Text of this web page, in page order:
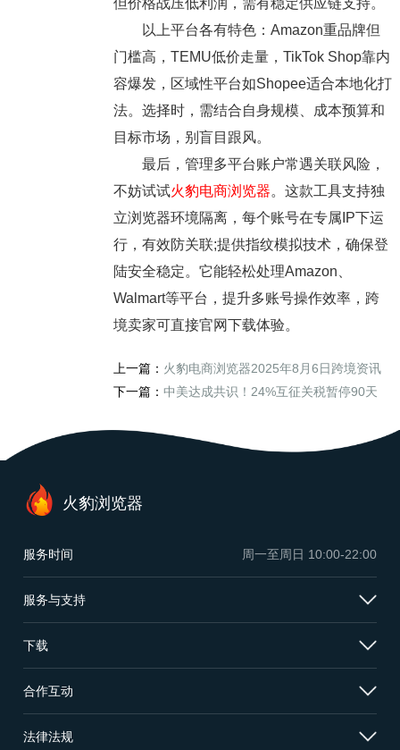
但价格战压低利润，需有稳定供应链支持。
以上平台各有特色：Amazon重品牌但
门槛高，TEMU低价走量，TikTok Shop靠内
容爆发，区域性平台如Shopee适合本地化打
法。选择时，需结合自身规模、成本预算和
目标市场，别盲目跟风。
最后，管理多平台账户常遇关联风险，
不妨试试火豹电商浏览器。这款工具支持独
立浏览器环境隔离，每个账号在专属IP下运
行，有效防关联;提供指纹模拟技术，确保登
陆安全稳定。它能轻松处理Amazon、
Walmart等平台，提升多账号操作效率，跨
境卖家可直接官网下载体验。
上一篇： 火豹电商浏览器2025年8月6日跨境资讯
下一篇： 中美达成共识！24%互征关税暂停90天
服务时间 周一至周日 10:00-22:00
火豹浏览器
服务与支持
下载
合作互动
法律法规